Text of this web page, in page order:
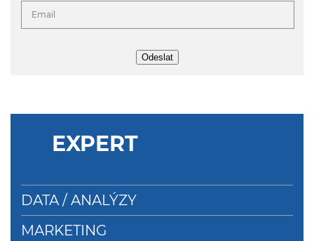
Odeslat
EXPERT
DATA / ANALÝZY
MARKETING